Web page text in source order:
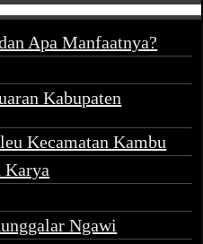
Apa Manfaatnya?
Kabupaten
Kecamatan Kambu
Karya
Ngawi